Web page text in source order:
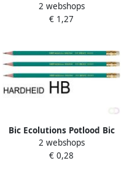
Black&apos;Peps HB met
gum kartonnen ophangetui
2 webshops
€ 1,27
Bic Ecolutions Potlood Bic
Evolution ecolutions 655
zeshoekig HB met gumtop
2 webshops
€ 0,28